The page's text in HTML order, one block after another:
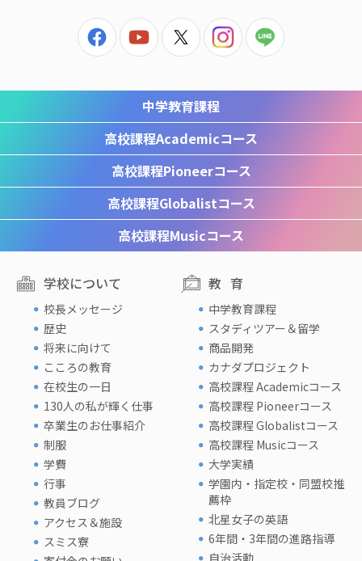
中学教育課程
高校課程Academicコース
高校課程Pioneerコース
高校課程Globalistコース
高校課程Musicコース
学校について
校長メッセージ
歴史
将来に向けて
こころの教育
在校生の一日
130人の私が輝く仕事
卒業生のお仕事紹介
制服
学費
行事
教員ブログ
アクセス＆施設
スミス寮
教育
中学教育課程
スタディツアー＆留学
商品開発
カナダプロジェクト
高校課程 Academicコース
高校課程 Pioneerコース
高校課程 Globalistコース
高校課程 Musicコース
大学実績
学園内・指定校・同盟校推
薦枠
北星女子の英語
6年間・3年間の進路指導